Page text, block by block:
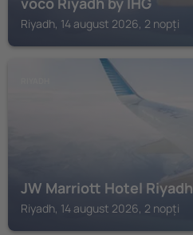
Riyadh, 14 august 2026, 2 nopți
JW Marriott Hotel Riyadh
Riyadh, 14 august 2026, 2 nopți